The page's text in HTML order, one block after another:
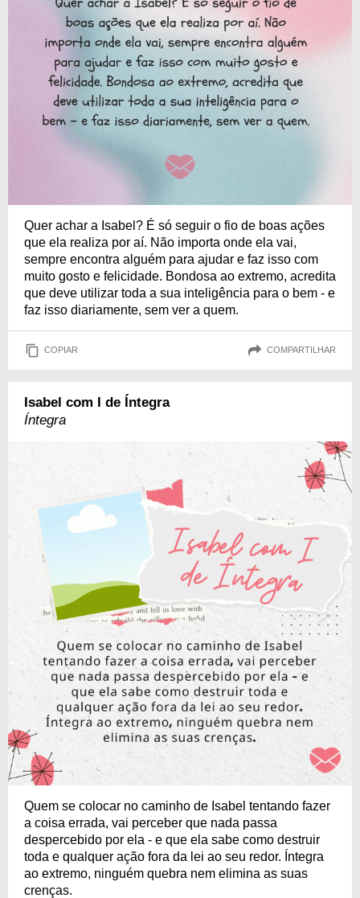
Quer achar a Isabel? É só seguir o fio de boas ações
que ela realiza por aí. Não importa onde ela vai,
sempre encontra alguém para ajudar e faz isso com
muito gosto e felicidade. Bondosa ao extremo, acredita
que deve utilizar toda a sua inteligência para o bem - e
faz isso diariamente, sem ver a quem.
COPIAR COMPARTILHAR
Isabel com I de Íntegra
Íntegra
Quem se colocar no caminho de Isabel tentando fazer
a coisa errada, vai perceber que nada passa
despercebido por ela - e que ela sabe como destruir
toda e qualquer ação fora da lei ao seu redor. Íntegra
ao extremo, ninguém quebra nem elimina as suas
crenças.